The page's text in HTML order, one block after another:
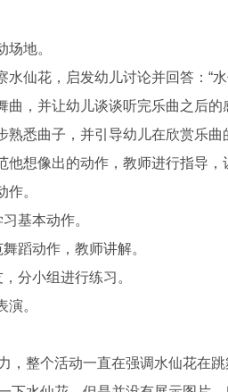
地。
仙花，启发幼儿讨论并回答：“水
，并让幼儿谈谈听完乐曲之后的
悉曲子，并引导幼儿在欣赏乐曲
想像出的动作，教师进行指导，
。
基本动作。
动作，教师讲解。
小组进行练习。
。
整个活动一直在强调水仙花在跳